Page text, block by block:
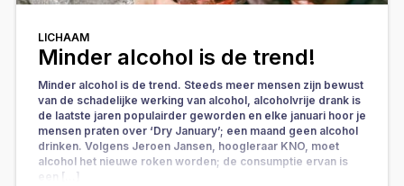
LICHAAM
Minder alcohol is de trend!
Minder alcohol is de trend. Steeds meer mensen zijn bewust
van de schadelijke werking van alcohol, alcoholvrije drank is
de laatste jaren populairder geworden en elke januari hoor je
mensen praten over ‘Dry January’; een maand geen alcohol
drinken. Volgens Jeroen Jansen, hoogleraar KNO, moet
alcohol het nieuwe roken worden; de consumptie ervan is
een […]